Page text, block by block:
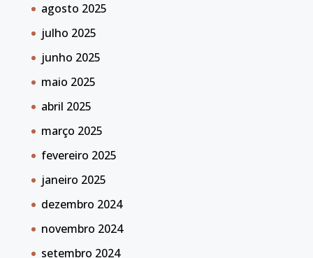
agosto 2025
julho 2025
junho 2025
maio 2025
abril 2025
março 2025
fevereiro 2025
janeiro 2025
dezembro 2024
novembro 2024
setembro 2024